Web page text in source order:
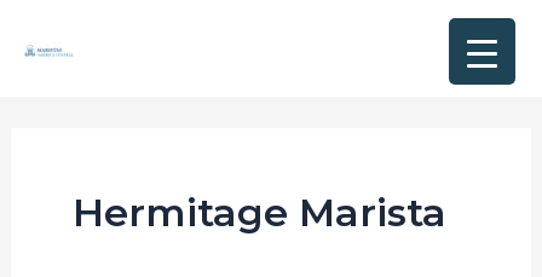
Hermitage Marista